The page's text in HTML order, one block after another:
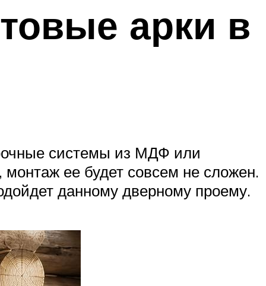
арки в
системы из МДФ или
ее будет совсем не сложен.
данному дверному проему.